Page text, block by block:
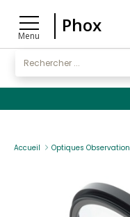
Menu
Phox
Accueil Optiques Observation